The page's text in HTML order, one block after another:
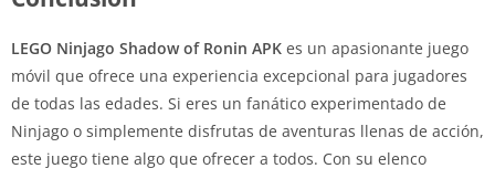
LEGO Ninjago Shadow of Ronin APK es un apasionante juego
móvil que ofrece una experiencia excepcional para jugadores
de todas las edades. Si eres un fanático experimentado de
Ninjago o simplemente disfrutas de aventuras llenas de acción,
este juego tiene algo que ofrecer a todos. Con su elenco